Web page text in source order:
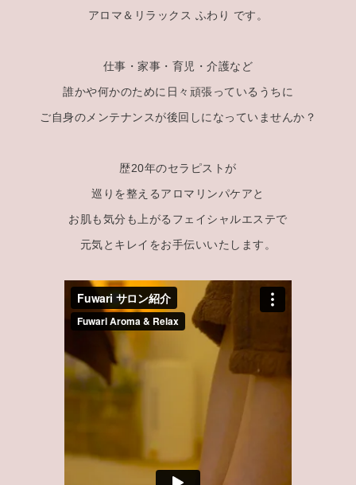
アロマ＆リラックス ふわり です。
仕事・家事・育児・介護など
誰かや何かのために日々頑張っているうちに
ご自身のメンテナンスが後回しになっていませんか？
歴20年のセラピストが
巡りを整えるアロマリンパケアと
お肌も気分も上がるフェイシャルエステで
元気とキレイをお手伝いいたします。